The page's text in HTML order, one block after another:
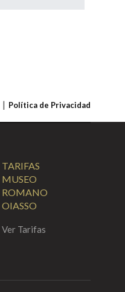
Política de Privacidad
TARIFAS
MUSEO
ROMANO
OIASSO
Ver Tarifas